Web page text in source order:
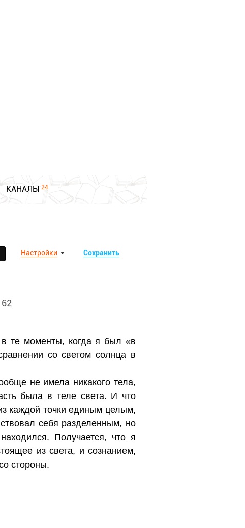
КАНАЛЫ 24
Сохранить
Настройки
62
в те моменты, когда я был «в
со светом солнца в
не имела никакого тела,
была в теле света. И что
каждой точки единым целым,
себя разделенным, но
Получается, что я
из света, и сознанием,
стороны.